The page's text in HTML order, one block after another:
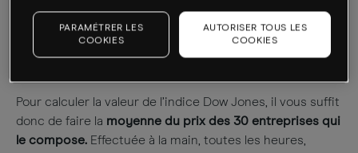
préfèrent donc se référer au S&P500, jugé plus
représentatif de l’économie américaine (bien que son
Pour calculer la valeur de l’indice Dow Jones, il vous suffit
donc de faire la moyenne du prix des 30 entreprises qui
le compose. Effectuée à la main, toutes les heures,
PARAMÉTRER LES
COOKIES
AUTORISER TOUS LES
COOKIES